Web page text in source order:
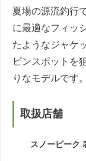
夏場の源流釣行
に最適なフィッ
たようなジャケ
ピンスポットを
りなモデルです。
取扱店舗
スノーピーク